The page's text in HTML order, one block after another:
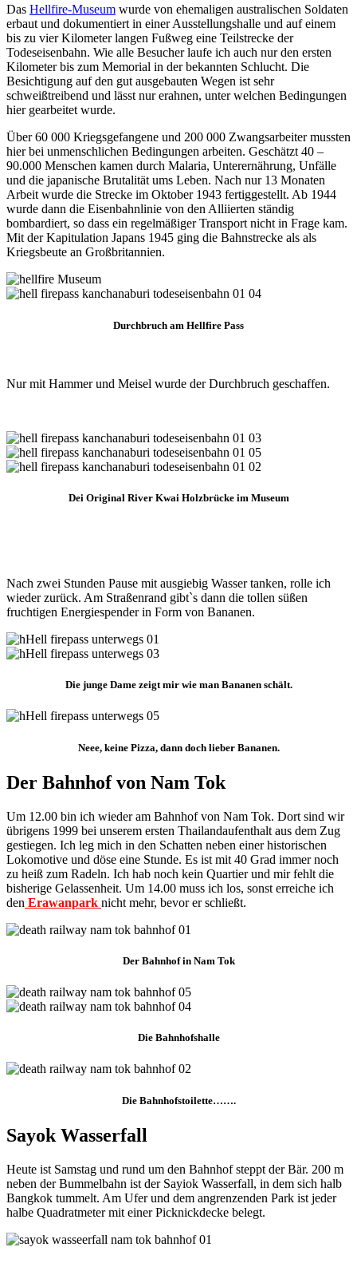
Das Hellfire-Museum wurde von ehemaligen australischen Soldaten
erbaut und dokumentiert in einer Ausstellungshalle und auf einem
bis zu vier Kilometer langen Fußweg eine Teilstrecke der
Todeseisenbahn. Wie alle Besucher laufe ich auch nur den ersten
Kilometer bis zum Memorial in der bekannten Schlucht. Die
Besichtigung auf den gut ausgebauten Wegen ist sehr
schweißtreibend und lässt nur erahnen, unter welchen Bedingungen
hier gearbeitet wurde.
Über 60 000 Kriegsgefangene und 200 000 Zwangsarbeiter mussten
hier bei unmenschlichen Bedingungen arbeiten. Geschätzt 40 –
90.000 Menschen kamen durch Malaria, Unterernährung, Unfälle
und die japanische Brutalität ums Leben. Nach nur 13 Monaten
Arbeit wurde die Strecke im Oktober 1943 fertiggestellt. Ab 1944
wurde dann die Eisenbahnlinie von den Alliierten ständig
bombardiert, so dass ein regelmäßiger Transport nicht in Frage kam.
Mit der Kapitulation Japans 1945 ging die Bahnstrecke als als
Kriegsbeute an Großbritannien.
Durchbruch am Hellfire Pass
Nur mit Hammer und Meisel wurde der Durchbruch geschaffen.
Dei Original River Kwai Holzbrücke im Museum
Nach zwei Stunden Pause mit ausgiebig Wasser tanken, rolle ich
wieder zurück. Am Straßenrand gibt`s dann die tollen süßen
fruchtigen Energiespender in Form von Bananen.
Die junge Dame zeigt mir wie man Bananen schält.
Neee, keine Pizza, dann doch lieber Bananen.
Der Bahnhof von Nam Tok
Um 12.00 bin ich wieder am Bahnhof von Nam Tok. Dort sind wir
übrigens 1999 bei unserem ersten Thailandaufenthalt aus dem Zug
gestiegen. Ich leg mich in den Schatten neben einer historischen
Lokomotive und döse eine Stunde. Es ist mit 40 Grad immer noch
zu heiß zum Radeln. Ich hab noch kein Quartier und mir fehlt die
bisherige Gelassenheit. Um 14.00 muss ich los, sonst erreiche ich
den Erawanpark nicht mehr, bevor er schließt.
Der Bahnhof in Nam Tok
Die Bahnhofshalle
Die Bahnhofstoilette…….
Sayok Wasserfall
Heute ist Samstag und rund um den Bahnhof steppt der Bär. 200 m
neben der Bummelbahn ist der Sayiok Wasserfall, in dem sich halb
Bangkok tummelt. Am Ufer und dem angrenzenden Park ist jeder
halbe Quadratmeter mit einer Picknickdecke belegt.